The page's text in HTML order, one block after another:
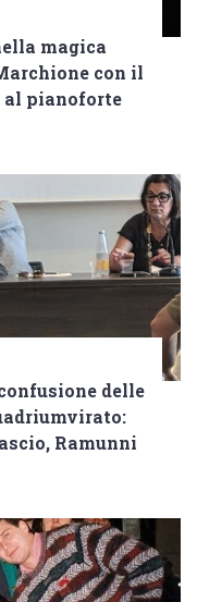
magica
con il
al pianoforte
delle
Ramunni